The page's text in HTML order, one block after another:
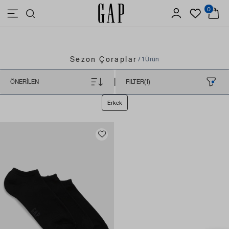
3.500 TL VE ÜZERİ ALIŞVERİŞLERDE ÜCRETSİZ KARGO 0
Sezon Çoraplar / 1 Ürün
Erkek
FILTER(1)
ÖNERILEN